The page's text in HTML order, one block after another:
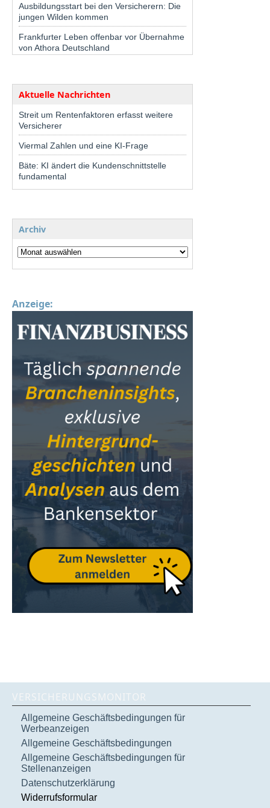
Ausbildungsstart bei den Versicherern: Die
jungen Wilden kommen
Frankfurter Leben offenbar vor Übernahme
von Athora Deutschland
Aktuelle Nachrichten
Streit um Rentenfaktoren erfasst weitere
Versicherer
Viermal Zahlen und eine KI-Frage
Bäte: KI ändert die Kundenschnittstelle
fundamental
Archiv
Anzeige:
VERSICHERUNGSMONITOR
Allgemeine Geschäftsbedingungen für
Werbeanzeigen
Allgemeine Geschäftsbedingungen
Allgemeine Geschäftsbedingungen für
Stellenanzeigen
Datenschutzerklärung
Widerrufsformular